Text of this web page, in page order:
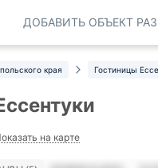
ДОБАВИТЬ ОБЪЕКТ
края Гостиницы
на карте